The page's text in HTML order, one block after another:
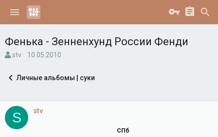
Фенька - Зенненхунд России Фенди
А
о
т
м
ы
stv
Д
а
а
а
10.05.2010
Личные альбомы | суки
S stv
СПб